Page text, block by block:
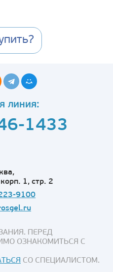
линия:
1433
1, стр. 2
9100
ПЕРЕД
ОЗНАКОМИТЬСЯ С
СО СПЕЦИАЛИСТОМ.